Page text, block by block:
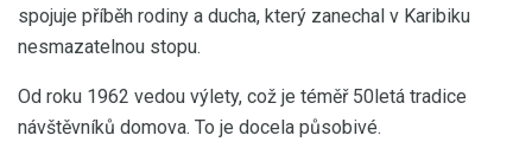
spojuje příběh rodiny a ducha, který zanechal v Karibiku
nesmazatelnou stopu.
Od roku 1962 vedou výlety, což je téměř 50letá tradice
návštěvníků domova. To je docela působivé.